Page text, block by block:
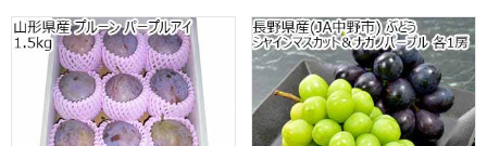
山形県産 プルーン パープルアイ 1.5kg【限定50点】【お届
長野県産(JA中野市) ぶどう